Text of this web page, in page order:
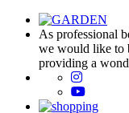
As professional
we would like to
providing a